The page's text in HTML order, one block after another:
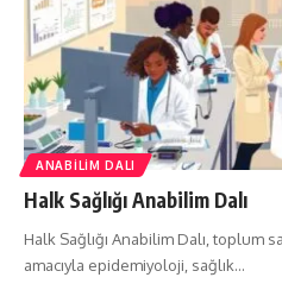
ANABILIM DALI
Halk Sağlığı Anabilim Dalı
Halk Sağlığı Anabilim Dalı, toplum
amacıyla epidemiyoloji, sağlık…